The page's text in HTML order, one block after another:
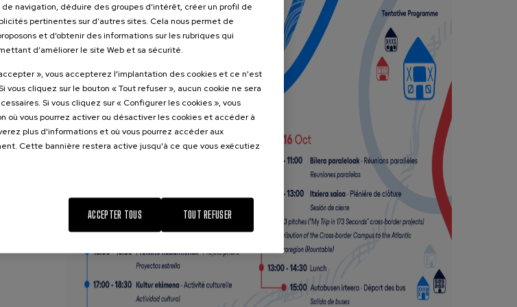
navigation, déduire des groupes d’intérêt, créer un profil de
pertinentes sur d’autres sites. Cela nous permet de
et d’obtenir des informations sur les rubriques qui
d’améliorer le site Web et sa sécurité.
», vous accepterez l'implantation des cookies et ce n'est
vous cliquez sur le bouton « Tout refuser », aucun cookie ne sera
Si vous cliquez sur « Configurer les cookies », vous
où vous pourrez activer ou désactiver les cookies et accéder à
plus d'informations et où vous pourrez accéder aux
Cette bannière restera active jusqu'à ce que vous exécutiez
TOUT REFUSER
ACCEPTER TOUS